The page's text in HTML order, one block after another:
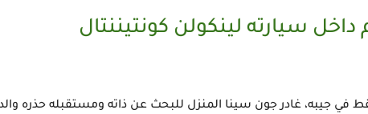
فقط في جيبه، غادر جون سينا المنزل للبحث عن ذاته ومستقبله حذره